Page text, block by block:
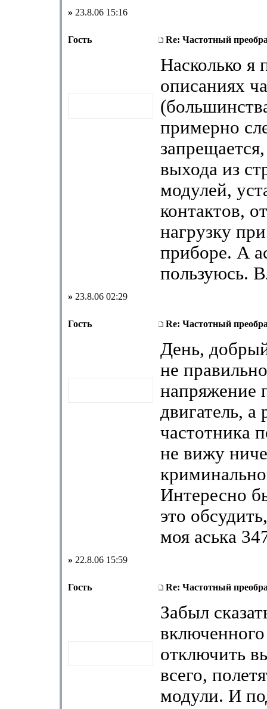
» 23.8.06 15:16
Гость Re: Частотный
Насколько я
описаниях
примерно
выхода из
модулей,
контактов,
нагрузку
приборе. А
пользуюсь.
» 23.8.06 02:29
Гость Re: Частотный
День,
не
напряжение
двигатель, а
частотника
не вижу
Интересно
это
моя аська
» 22.8.06 15:59
Гость Re: Частотный
Забыл
отключить
всего,
модули. И